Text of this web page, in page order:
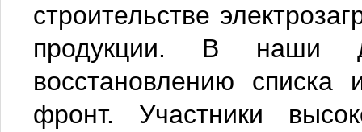
строительстве
продукции. В наши
восстановлению
фронт. Участники